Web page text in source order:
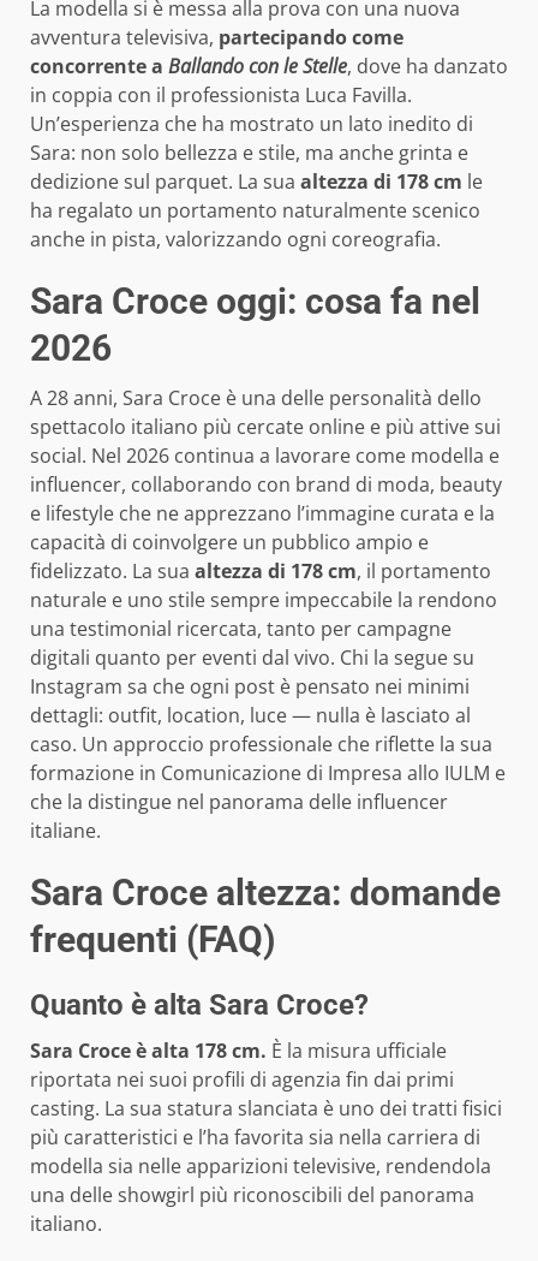
La modella si è messa alla prova con una nuova
avventura televisiva, partecipando come
concorrente a Ballando con le Stelle, dove ha danzato
in coppia con il professionista Luca Favilla.
Un’esperienza che ha mostrato un lato inedito di
Sara: non solo bellezza e stile, ma anche grinta e
dedizione sul parquet. La sua altezza di 178 cm le
ha regalato un portamento naturalmente scenico
anche in pista, valorizzando ogni coreografia.
Sara Croce oggi: cosa fa nel
2026
A 28 anni, Sara Croce è una delle personalità dello
spettacolo italiano più cercate online e più attive sui
social. Nel 2026 continua a lavorare come modella e
influencer, collaborando con brand di moda, beauty
e lifestyle che ne apprezzano l’immagine curata e la
capacità di coinvolgere un pubblico ampio e
fidelizzato. La sua altezza di 178 cm, il portamento
naturale e uno stile sempre impeccabile la rendono
una testimonial ricercata, tanto per campagne
digitali quanto per eventi dal vivo. Chi la segue su
Instagram sa che ogni post è pensato nei minimi
dettagli: outfit, location, luce — nulla è lasciato al
caso. Un approccio professionale che riflette la sua
formazione in Comunicazione di Impresa allo IULM e
che la distingue nel panorama delle influencer
italiane.
Sara Croce altezza: domande
frequenti (FAQ)
Quanto è alta Sara Croce?
Sara Croce è alta 178 cm. È la misura ufficiale
riportata nei suoi profili di agenzia fin dai primi
casting. La sua statura slanciata è uno dei tratti fisici
più caratteristici e l’ha favorita sia nella carriera di
modella sia nelle apparizioni televisive, rendendola
una delle showgirl più riconoscibili del panorama
italiano.